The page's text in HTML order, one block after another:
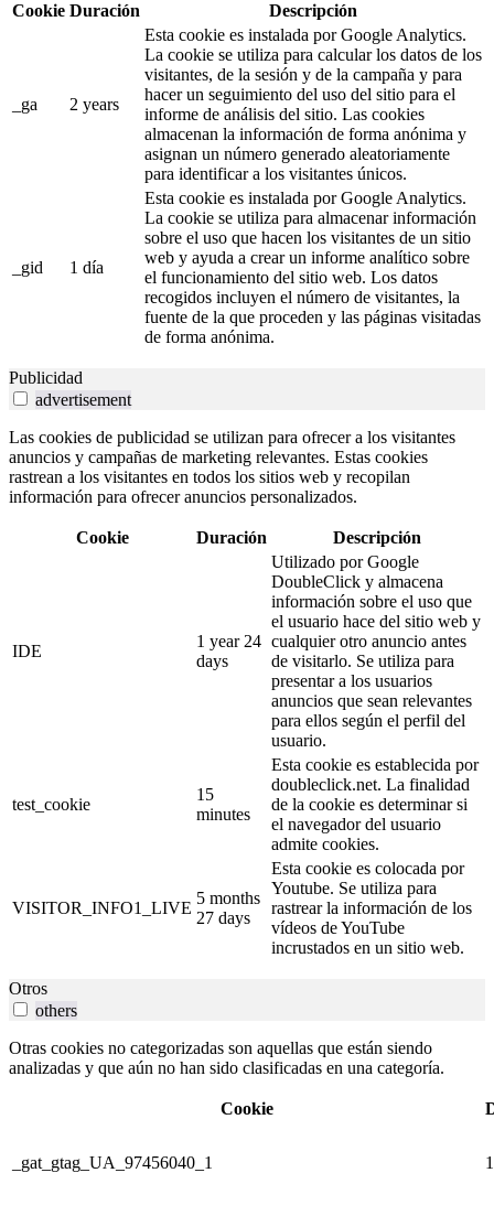
Cookie Duración Descripción
_ga 2 years
Esta cookie es instalada por Google Analytics.
La cookie se utiliza para calcular los datos de los
visitantes, de la sesión y de la campaña y para
hacer un seguimiento del uso del sitio para el
informe de análisis del sitio. Las cookies
almacenan la información de forma anónima y
asignan un número generado aleatoriamente
para identificar a los visitantes únicos.
_gid 1 día
Esta cookie es instalada por Google Analytics.
La cookie se utiliza para almacenar información
sobre el uso que hacen los visitantes de un sitio
web y ayuda a crear un informe analítico sobre
el funcionamiento del sitio web. Los datos
recogidos incluyen el número de visitantes, la
fuente de la que proceden y las páginas visitadas
de forma anónima.
Publicidad
advertisement
Las cookies de publicidad se utilizan para ofrecer a los visitantes
anuncios y campañas de marketing relevantes. Estas cookies
rastrean a los visitantes en todos los sitios web y recopilan
información para ofrecer anuncios personalizados.
Cookie Duración Descripción
IDE
1 year 24
days
Utilizado por Google
DoubleClick y almacena
información sobre el uso que
el usuario hace del sitio web y
cualquier otro anuncio antes
de visitarlo. Se utiliza para
presentar a los usuarios
anuncios que sean relevantes
para ellos según el perfil del
usuario.
test_cookie
15
minutes
Esta cookie es establecida por
doubleclick.net. La finalidad
de la cookie es determinar si
el navegador del usuario
admite cookies.
VISITOR_INFO1_LIVE
5 months
27 days
Esta cookie es colocada por
Youtube. Se utiliza para
rastrear la información de los
vídeos de YouTube
incrustados en un sitio web.
Otros
others
Otras cookies no categorizadas son aquellas que están siendo
analizadas y que aún no han sido clasificadas en una categoría.
Cookie
_gat_gtag_UA_97456040_1